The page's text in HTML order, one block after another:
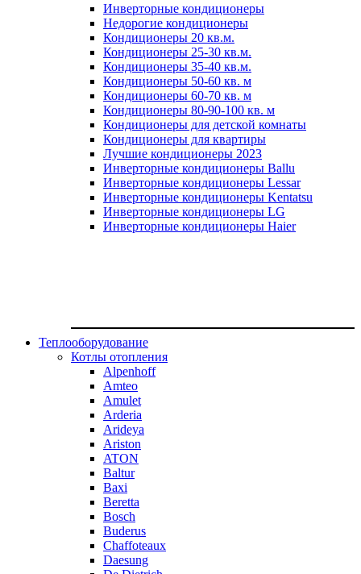
Инверторные кондиционеры
Недорогие кондиционеры
Кондиционеры 20 кв.м.
Кондиционеры 25-30 кв.м.
Кондиционеры 35-40 кв.м.
Кондиционеры 50-60 кв. м
Кондиционеры 60-70 кв. м
Кондиционеры 80-90-100 кв. м
Кондиционеры для детской комнаты
Кондиционеры для квартиры
Лучшие кондиционеры 2023
Инверторные кондиционеры Ballu
Инверторные кондиционеры Lessar
Инверторные кондиционеры Kentatsu
Инверторные кондиционеры LG
Инверторные кондиционеры Haier
Теплооборудование
Котлы отопления
Alpenhoff
Amteo
Amulet
Arderia
Arideya
Ariston
ATON
Baltur
Baxi
Beretta
Bosch
Buderus
Chaffoteaux
Daesung